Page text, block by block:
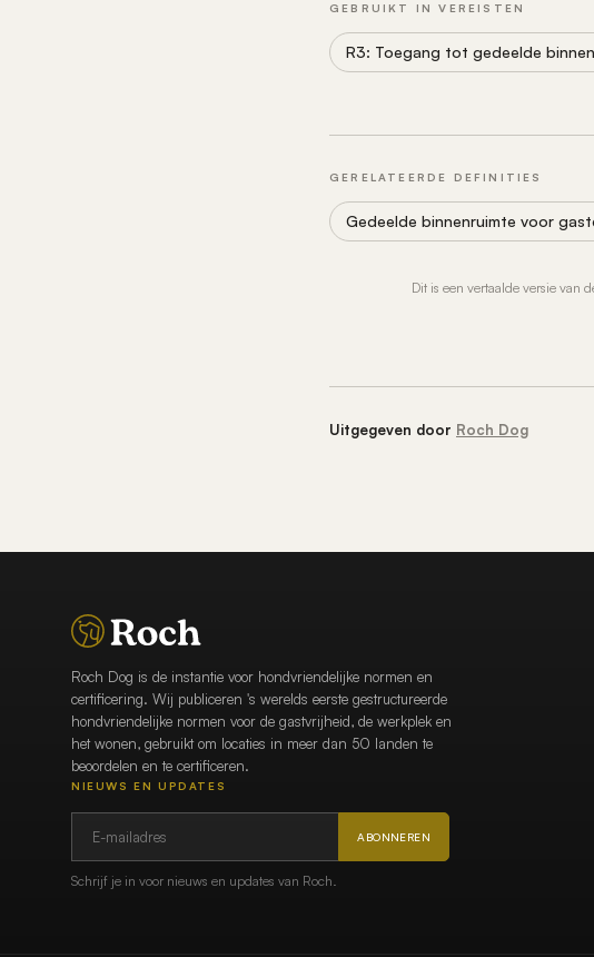
GEBRUIKT IN VEREISTEN
R3: Toegang tot gedeelde
GERELATEERDE DEFINITIES
Gedeelde binnenruimte voor
Dit is een vertaalde versie van
Uitgegeven door Roch Dog
Roch Dog is de instantie voor hondvriendelijke normen en
certificering. Wij publiceren 's werelds eerste gestructureerde
hondvriendelijke normen voor de gastvrijheid, de werkplek en
het wonen, gebruikt om locaties in meer dan 50 landen te
beoordelen en te certificeren.
NIEUWS EN UPDATES
ABONNEREN
Schrijf je in voor nieuws en updates van Roch.